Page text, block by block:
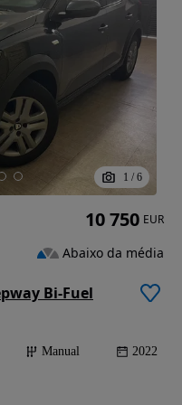
1 / 6
Bi-Fuel
Manual 2022
10 750 EUR
Abaixo da média